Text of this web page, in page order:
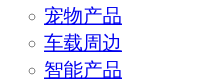
宠物产品
车载周边
智能产品